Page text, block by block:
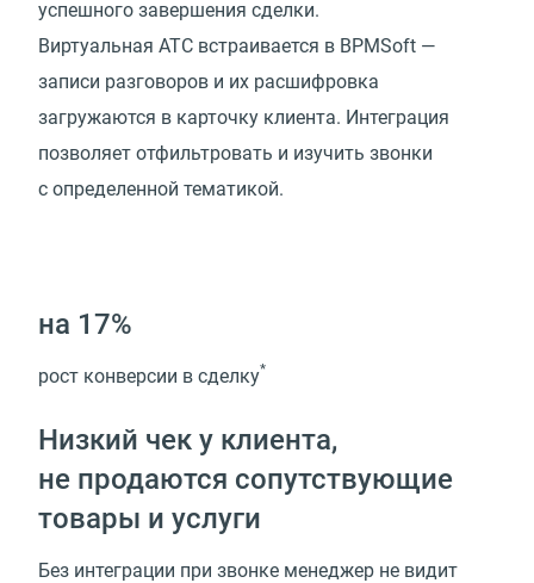
успешного завершения сделки.
Виртуальная АТС встраивается в BPMSoft —
записи разговоров и их расшифровка
загружаются в карточку клиента. Интеграция
позволяет отфильтровать и изучить звонки
с определенной тематикой.
на 17%
рост конверсии в сделку*
Низкий чек у клиента,
не продаются сопутствующие
товары и услуги
Без интеграции при звонке менеджер не видит